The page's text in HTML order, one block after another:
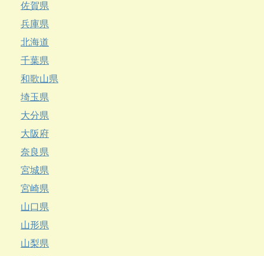
佐賀県
兵庫県
北海道
千葉県
和歌山県
埼玉県
大分県
大阪府
奈良県
宮城県
宮崎県
山口県
山形県
山梨県